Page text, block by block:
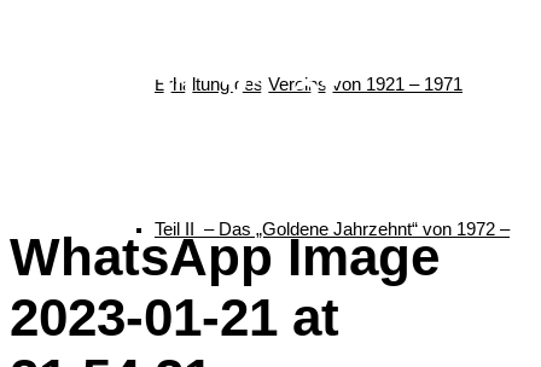
Erhaltung des Vereins von 1921 – 1971
Teil II – Das „Goldene Jahrzehnt“ von 1972 –
2023-01-21 at
WhatsApp Image
2023-01-21 at